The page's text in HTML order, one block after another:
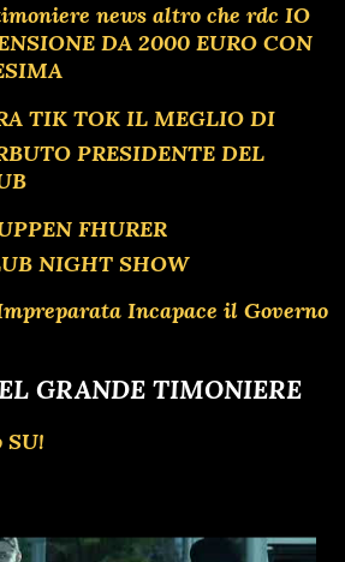
news altro che rdc IO
DA 2000 EURO CON
TIK TOK IL MEGLIO DI
PRESIDENTE DEL
FHURER
NIGHT SHOW
Incapace il Governo
GRANDE TIMONIERE
SU!